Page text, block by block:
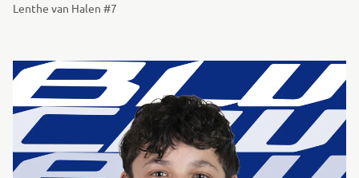
Lenthe van Halen #7